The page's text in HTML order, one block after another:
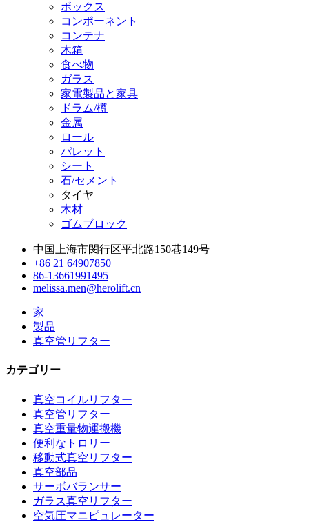
ボックス
コンポーネント
コンテナ
木箱
食べ物
ガラス
家電製品と家具
ドラム/樽
金属
ロール
パレット
シート
石/セメント
タイヤ
木材
ゴムブロック
中国上海市閔行区平北路150巷149号
+86 21 64907850
86-13661991495
melissa.men@herolift.cn
家
製品
真空管リフター
カテゴリー
真空コイルリフター
真空管リフター
真空重量物運搬機
便利なトロリー
移動式真空リフター
真空部品
サーボバランサー
ガラス真空リフター
空気圧マニピュレーター